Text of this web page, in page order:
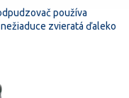
používa
zvieratá ďaleko